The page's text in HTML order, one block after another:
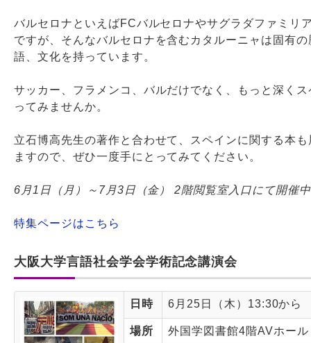
バルセロナといえばFCバルセロナやサグラダファミリ
ですが、そんなバルセロナを含むカタルーニャは固有
語、文化を持っています。
サッカー、フラメンコ、バルだけでなく、もっと深く
ってみませんか。
立石博高先生の著作と合わせて、スペインに関する本
ますので、ぜひ一度手にとってみてください。
6月1日（月）～7月3日（金） 2階閲覧室入口にて開催中
特集ページはこちら
大阪大学言語社会学会学術記念講演会
日時 6月25日（木）13:30から
場所 外国学図書館4階AVホール